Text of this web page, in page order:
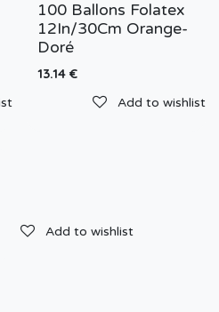
100 Ballons Folatex
12In/30Cm Orange-
Doré
13.14€
Add to wishlist
Add to wishlist